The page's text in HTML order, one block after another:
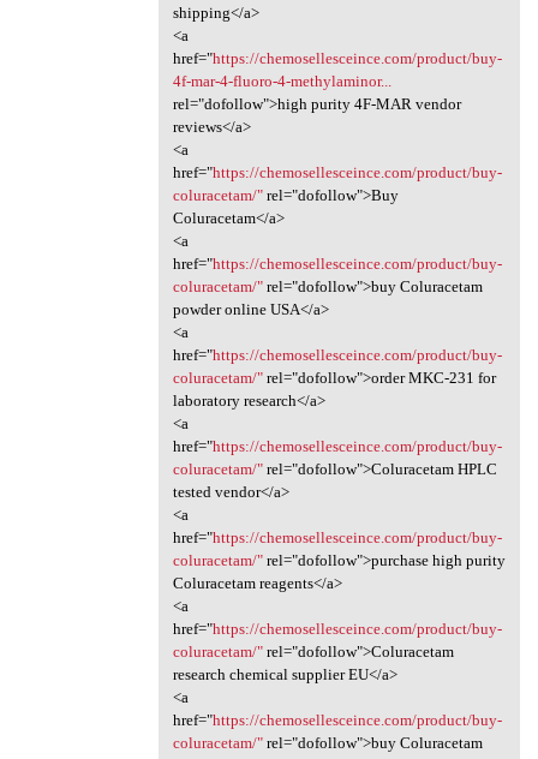
shipping</a>
<a
href="https://chemosellesceince.com/product/buy-
4f-mar-4-fluoro-4-methylaminor...
rel="dofollow">high purity 4F-MAR vendor
reviews</a>
<a
href="https://chemosellesceince.com/product/buy-
coluracetam/"rel="dofollow">Buy
Coluracetam</a>
<a
href="https://chemosellesceince.com/product/buy-
coluracetam/"rel="dofollow">buy Coluracetam
powder online USA</a>
<a
href="https://chemosellesceince.com/product/buy-
coluracetam/"rel="dofollow">order MKC-231 for
laboratory research</a>
<a
href="https://chemosellesceince.com/product/buy-
coluracetam/"rel="dofollow">Coluracetam HPLC
tested vendor</a>
<a
href="https://chemosellesceince.com/product/buy-
coluracetam/"rel="dofollow">purchase high purity
Coluracetam reagents</a>
<a
href="https://chemosellesceince.com/product/buy-
coluracetam/"rel="dofollow">Coluracetam
research chemical supplier EU</a>
<a
href="https://chemosellesceince.com/product/buy-
coluracetam/"rel="dofollow">buy Coluracetam